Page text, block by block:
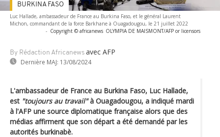
Luc Hallade, ambassadeur de France au Burkina Faso, et le général Laurent
Michon, commandant de la force Barkhane à Ouagadougou, le 21 juillet 2022
- Copyright © africanews OLYMPIA DE MAISMONT/AFP or licensors
By Rédaction Africanews avec AFP
Dernière MAJ: 13/08/2024
BURKINA FASO
L'ambassadeur de France au Burkina Faso, Luc Hallade,
est "toujours au travail"à Ouagadougou, a indiqué mardi
à l'AFP une source diplomatique française alors que des
médias affirment que son départ a été demandé par les
autorités burkinabè.